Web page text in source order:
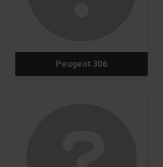
Peugeot 306